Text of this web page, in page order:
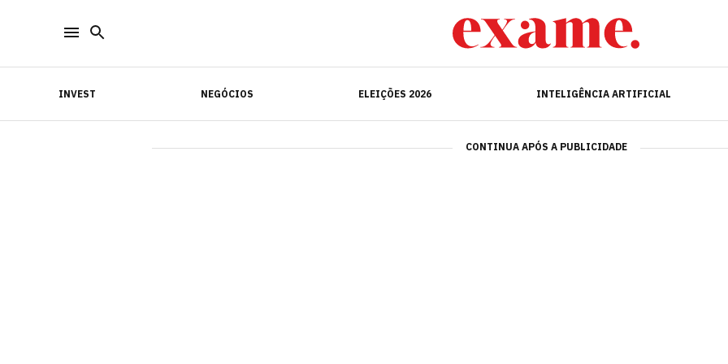
INVEST NEGÓCIOS ELEIÇÕES 2026 INTELIGÊNCIA ARTIFICIAL
INVEST INTELIGÊNCIA ARTIFICIAL
CONTINUA APÓS A PUBLICIDADE